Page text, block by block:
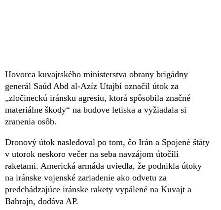
Hovorca kuvajtského ministerstva obrany brigádny
generál Saúd Abd al-Azíz Utajbí označil útok za
„zločineckú iránsku agresiu, ktorá spôsobila značné
materiálne škody“ na budove letiska a vyžiadala si
zranenia osôb.
Dronový útok nasledoval po tom, čo Irán a Spojené štáty
v utorok neskoro večer na seba navzájom útočili
raketami. Americká armáda uviedla, že podnikla útoky
na iránske vojenské zariadenie ako odvetu za
predchádzajúce iránske rakety vypálené na Kuvajt a
Bahrajn, dodáva AP.